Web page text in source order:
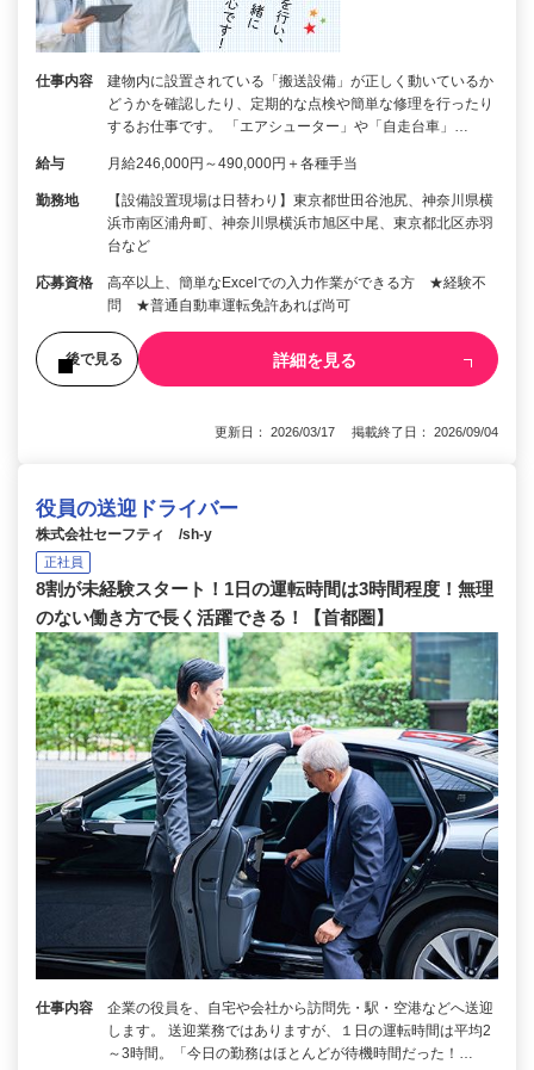
仕事内容
建物内に設置されている「搬送設備」が正しく動いているか
どうかを確認したり、定期的な点検や簡単な修理を行ったり
するお仕事です。 「エアシューター」や「自走台車」…
給与 月給246,000円～490,000円＋各種手当
勤務地
【設備設置現場は日替わり】東京都世田谷池尻、神奈川県横
浜市南区浦舟町、神奈川県横浜市旭区中尾、東京都北区赤羽
台など
応募資格
高卒以上、簡単なExcelでの入力作業ができる方 ★経験不
問 ★普通自動車運転免許あれば尚可
後で見る 詳細を見る
更新日： 2026/03/17 掲載終了日： 2026/09/04
役員の送迎ドライバー
株式会社セーフティ /sh-y
正社員
8割が未経験スタート！1日の運転時間は3時間程度！無理
のない働き方で長く活躍できる！【首都圏】
仕事内容
企業の役員を、自宅や会社から訪問先・駅・空港などへ送迎
します。 送迎業務ではありますが、１日の運転時間は平均2
～3時間。「今日の勤務はほとんどが待機時間だった！…